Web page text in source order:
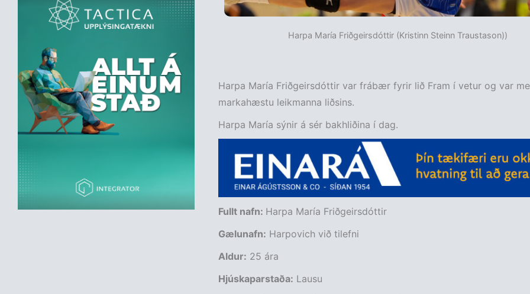
Harpa María Friðgeirsdóttir (Kristinn Steinn Traustason))
Harpa María Friðgeirsdóttir var frábær fyrir lið Fram í vetur og var
markahæstu leikmanna liðsins.
Harpa María sýnir á sér bakhliðina í dag.
Fullt nafn: Harpa María Friðgeirsdóttir
Gælunafn: Harpovich við tilefni
Aldur: 25 ára
Hjúskaparstaða: Lausu